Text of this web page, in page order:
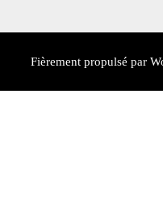
Fièrement propulsé par